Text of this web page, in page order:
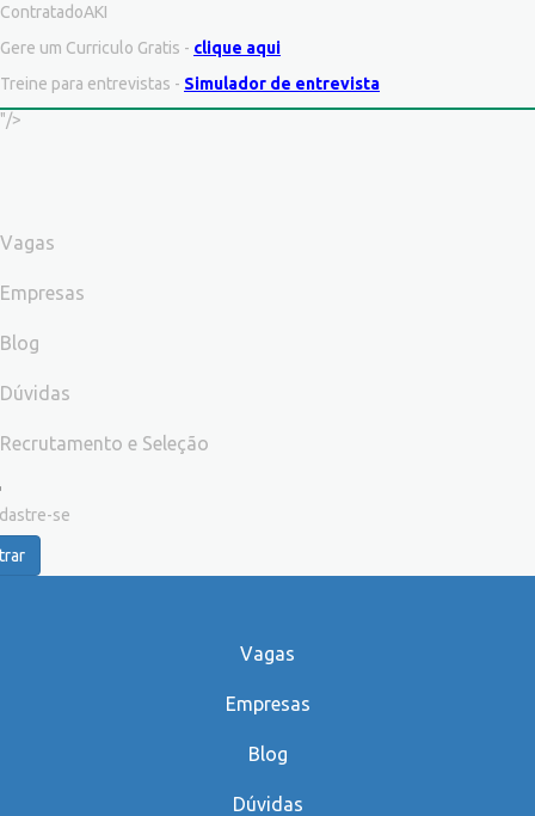
ContratadoAKI
Gere um Curriculo Gratis - clique aqui
Treine para entrevistas - Simulador de entrevista
"/>
Vagas
Empresas
Blog
Dúvidas
Recrutamento e Seleção
se
Vagas
Empresas
Blog
Dúvidas